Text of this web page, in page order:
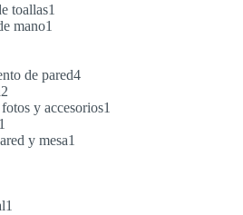
toallas1
mano1
de pared44
2
productos
y accesorios1
1
producto
y mesa1
1